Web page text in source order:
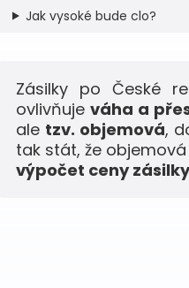
Jak vysoké bude clo?
Zásilky po České
ovlivňuje váha a
ale tzv. objemová,
tak stát, že
výpočet ceny